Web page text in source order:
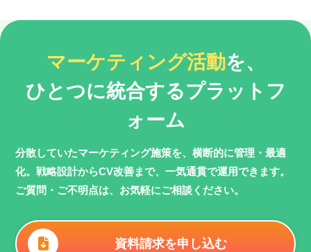
マーケティング活動を、
ひとつに統合するプラットフ
ォーム
分散していたマーケティング施策を、横断的に管理・最適
化。戦略設計からCV改善まで、一気通貫で運用できます。
ご質問・ご不明点は、お気軽にご相談ください。
資料請求を申し込む